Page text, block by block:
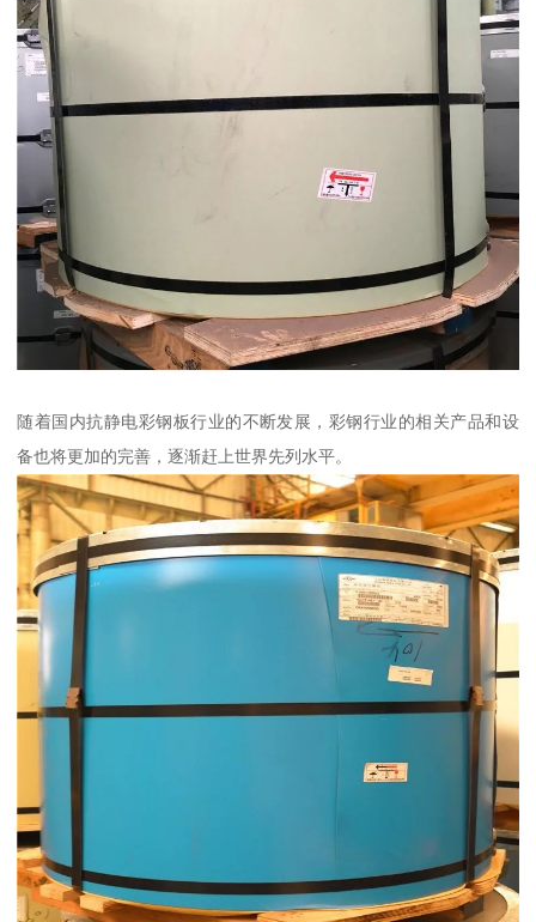
随着国内抗静电彩钢板行业的不断发展，彩钢行业的相关产品和设
备也将更加的完善，逐渐赶上世界先列水平。